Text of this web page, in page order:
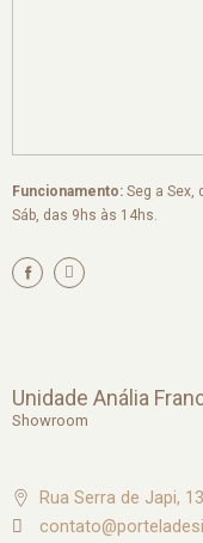
Funcionamento: Seg a Sex,
Sáb, das 9hs às 14hs.
I
n
s
m
Unidade Anália
Showroom
Rua Serra de Japi,